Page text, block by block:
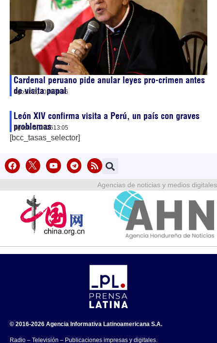
Cardenal peruano pide anular leyes pro-crimen antes
de visita papal
agosto 5, 202620:46
León XIV confirma visita a Perú, un país con graves
problemas
agosto 5, 202613:05
[bcc_tasas_selector]
Agencias de noticias y medios digitales
© 2016-2026 Agencia Informativa Latinoamericana S.A.
Radio – Televisión – Publicaciones impresas y digitales.